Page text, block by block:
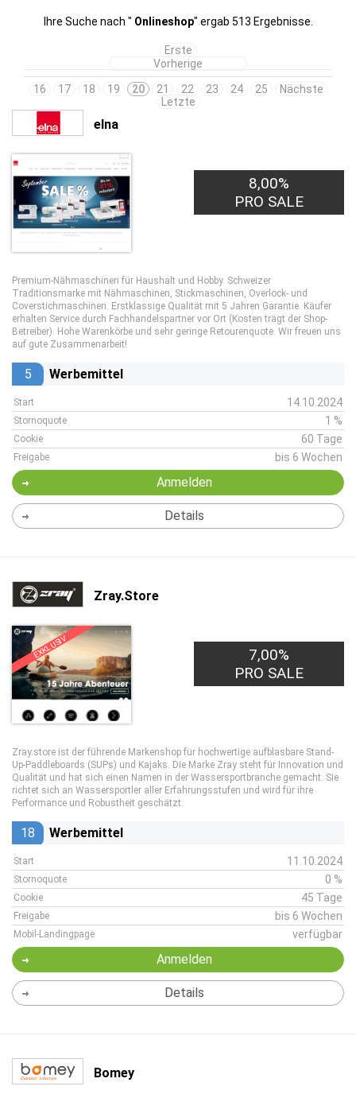
Ihre Suche nach " Onlineshop" ergab 513 Ergebnisse.
Erste
Vorherige
16
17 18 19 20 21 22 23 24 25
Nächste
Letzte
elna
8,00%
PRO SALE
Premium-Nähmaschinen für Haushalt und Hobby. Schweizer
Traditionsmarke mit Nähmaschinen, Stickmaschinen, Overlock- und
Coverstichmaschinen. Erstklassige Qualität mit 5 Jahren Garantie. Käufer
erhalten Service durch Fachhandelspartner vor Ort (Kosten trägt der Shop-
Betreiber). Hohe Warenkörbe und sehr geringe Retourenquote. Wir freuen uns
auf gute Zusammenarbeit!
5 Werbemittel
Start 14.10.2024
Stornoquote 1 %
Cookie 60 Tage
Freigabe bis 6 Wochen
Anmelden
Details
Zray.Store
EXKLUSIV
7,00%
PRO SALE
Zray.store ist der führende Markenshop für hochwertige aufblasbare Stand-
Up-Paddleboards (SUPs) und Kajaks. Die Marke Zray steht für Innovation und
Qualität und hat sich einen Namen in der Wassersportbranche gemacht. Sie
richtet sich an Wassersportler aller Erfahrungsstufen und wird für ihre
Performance und Robustheit geschätzt.
18 Werbemittel
Start 11.10.2024
Stornoquote 0 %
Cookie 45 Tage
Freigabe bis 6 Wochen
Mobil-Landingpage verfügbar
Anmelden
Details
Bomey